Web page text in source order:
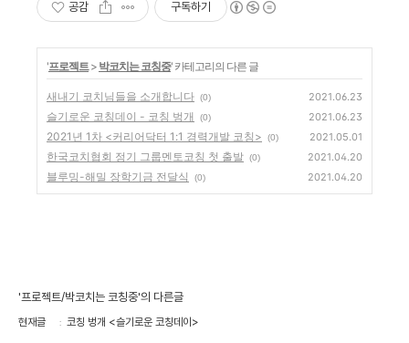
공감 구독하기
'프로젝트> 박코치는 코칭중' 카테고리의 다른 글
새내기 코치님들을 소개합니다 (0) 2021.06.23
슬기로운 코칭데이 - 코칭 벙개 (0) 2021.06.23
2021년 1차 <커리어닥터 1:1 경력개발 코칭> (0) 2021.05.01
한국코치협회 정기 그룹멘토코칭 첫 출발 (0) 2021.04.20
블루밍-해밀 장학기금 전달식 (0) 2021.04.20
'프로젝트/박코치는 코칭중'의 다른글
현재글 코칭 벙개 <슬기로운 코칭데이>